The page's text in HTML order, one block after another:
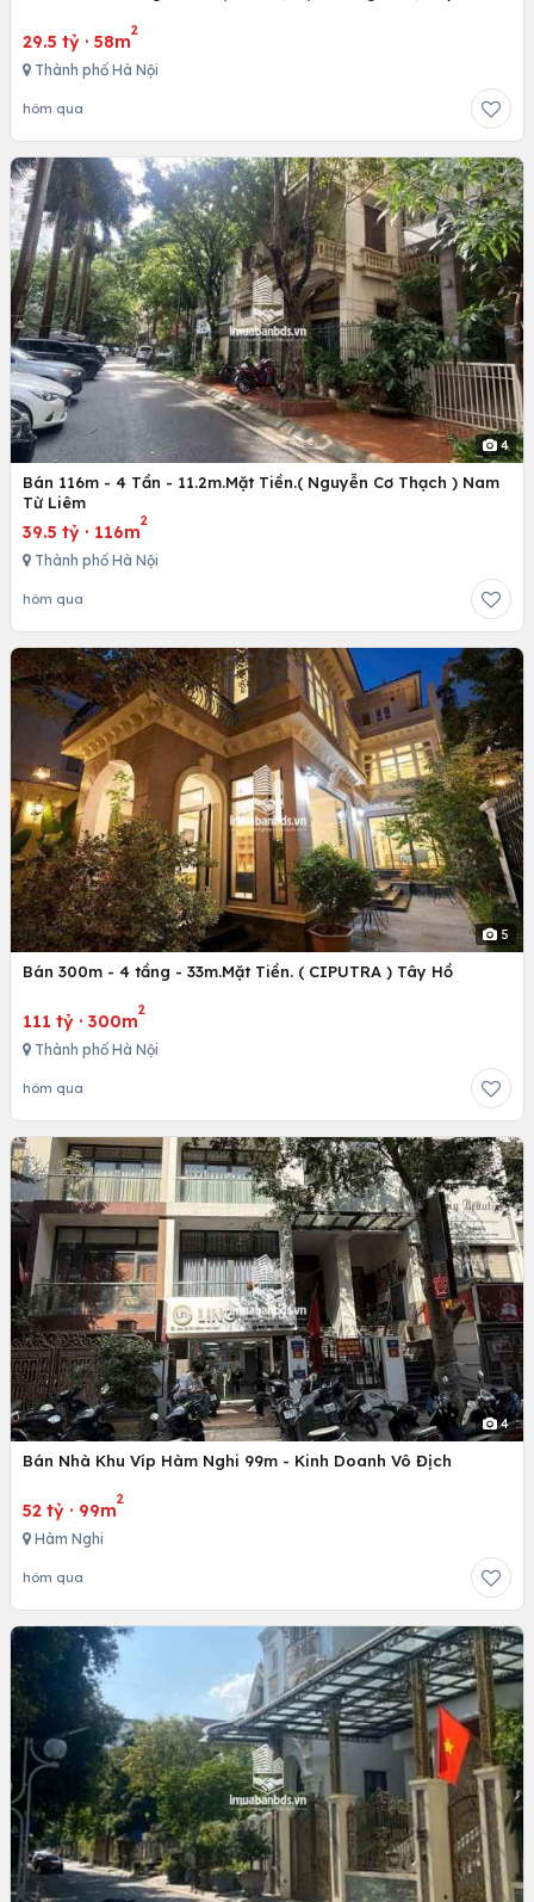
29.5 tỷ · 58m
2
Thành phố Hà Nội
hôm qua
4
Bán 116m - 4 Tần - 11.2m.Mặt Tiền.( Nguyễn Cơ Thạch ) Nam
Từ Liêm
39.5 tỷ · 116m
2
Thành phố Hà Nội
hôm qua
5
Bán 300m - 4 tầng - 33m.Mặt Tiền. ( CIPUTRA ) Tây Hồ
111 tỷ · 300m
2
Thành phố Hà Nội
hôm qua
4
Bán Nhà Khu Víp Hàm Nghi 99m - Kinh Doanh Vô Địch
52 tỷ · 99m
2
Hàm Nghi
hôm qua